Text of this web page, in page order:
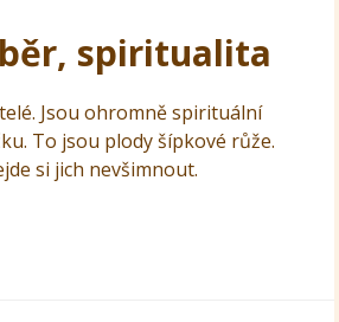
spiritualita
Jsou ohromně spirituální
To jsou plody šípkové růže.
si jich nevšimnout.